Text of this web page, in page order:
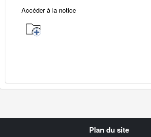
Accéder à la notice
Plan du site